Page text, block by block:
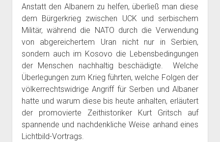
Anstatt den Albanern zu helfen, überließ man diese
dem Bürgerkrieg zwischen UCK und serbischem
Militär, während die NATO durch die Verwendung
von abgereichertem Uran nicht nur in Serbien,
sondern auch im Kosovo die Lebensbedingungen
der Menschen nachhaltig beschädigte. Welche
Überlegungen zum Krieg führten, welche Folgen der
völkerrechtswidrige Angriff für Serben und Albaner
hatte und warum diese bis heute anhalten, erläutert
der promovierte Zeithistoriker Kurt Gritsch auf
spannende und nachdenkliche Weise anhand eines
Lichtbild-Vortrags.